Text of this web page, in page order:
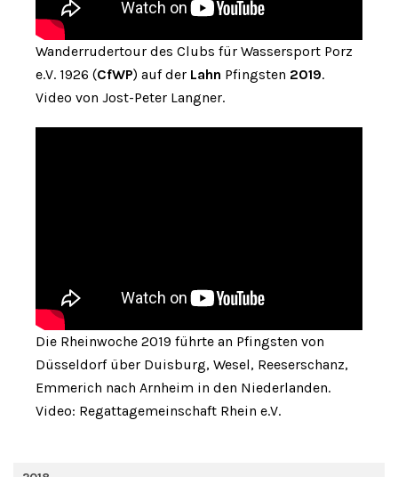
Wanderrudertour des Clubs für Wassersport Porz
e.V. 1926 (CfWP) auf der Lahn Pfingsten 2019.
Video von Jost-Peter Langner.
Die Rheinwoche 2019 führte an Pfingsten von
Düsseldorf über Duisburg, Wesel, Reeserschanz,
Emmerich nach Arnheim in den Niederlanden.
Video: Regattagemeinschaft Rhein e.V.